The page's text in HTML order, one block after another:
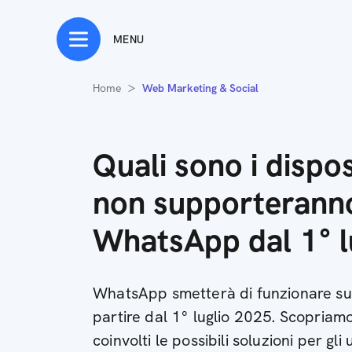
MENU
Home Web Marketing & Social
Quali sono i
non
WhatsApp dal 1°
WhatsApp smetterà di funzionare
partire dal 1° luglio 2025.
coinvolti le possibili soluzioni per gli